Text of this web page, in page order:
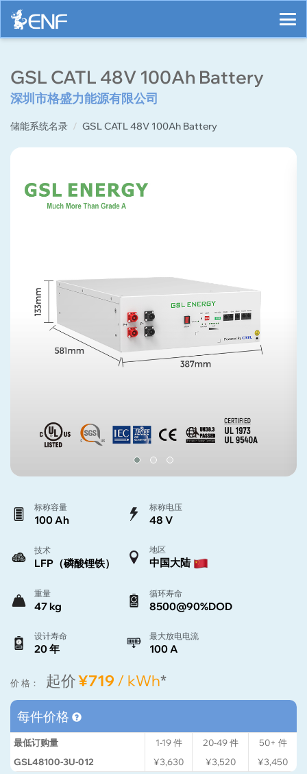
GSL CATL 48V 100Ah Battery
深圳市格盛力能源有限公司
储能系统名录 GSL CATL 48V 100Ah Battery
标称容量
100 Ah
标称电压
48 V
技术
LFP（磷酸锂铁）
地区
中国大陆
重量
47 kg
循环寿命
8500@90%DOD
设计寿命
20 年
最大放电电流
100 A
价 格： 起价¥719 / kWh*
每件价格
最低订购量 1-19件 20-49件 50+ 件
GSL48100-3U-012
¥3,630 ¥3,520 ¥3,450